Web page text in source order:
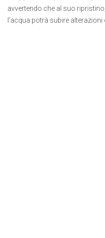
avvertendo che al suo
l’acqua potrà subire alterazioni